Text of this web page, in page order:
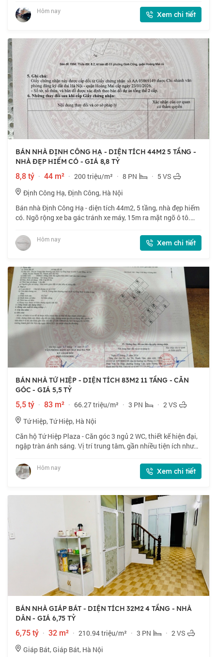
Hai Bà Trưng - Hoàng Mai. Trước nhà đường lớn sắ
Hôm nay Xem chi tiết
BÁN NHÀ ĐỊNH CÔNG HẠ - DIỆN TÍCH 44M2 5 TẦNG -
NHÀ ĐẸP HIẾM CÓ - GIÁ 8,8 TỶ
8,8 tỷ · 44 m² · 200 triệu/m² · 8 PN · 5 VS
Định Công Hạ, Định Công, Hà Nội
Bán nhà Định Công Hạ - diện tích 44m2, 5 tầng, nhà đẹp hiếm
có. Ngõ rộng xe ba gác tránh xe máy, 15m ra mặt ngõ ô tô.
triệu/tháng. Phù hợp nhà đầu tư c
Hôm nay Xem chi tiết
BÁN NHÀ TỨ HIỆP - DIỆN TÍCH 83M2 11 TẦNG - CĂN
GÓC - GIÁ 5,5 TỶ
5,5 tỷ · 83 m² · 66.27 triệu/m² · 3 PN · 2 VS
Tứ Hiệp, Tứ Hiệp, Hà Nội
Căn hộ Tứ Hiệp Plaza - Căn góc 3 ngủ 2 WC, thiết kế hiện đại,
ngập tràn ánh sáng. Vị trí trung tâm, gần nhiều tiện ích như
cất két, giao dịch
Hôm nay Xem chi tiết
BÁN NHÀ GIÁP BÁT - DIỆN TÍCH 32M2 4 TẦNG - NHÀ
DÂN - GIÁ 6,75 TỶ
6,75 tỷ · 32 m² · 210.94 triệu/m² · 3 PN · 2 VS
Giáp Bát, Giáp Bát, Hà Nội